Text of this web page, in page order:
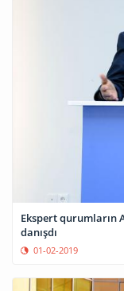
Ekspert qurumların
danışdı
01-02-2019